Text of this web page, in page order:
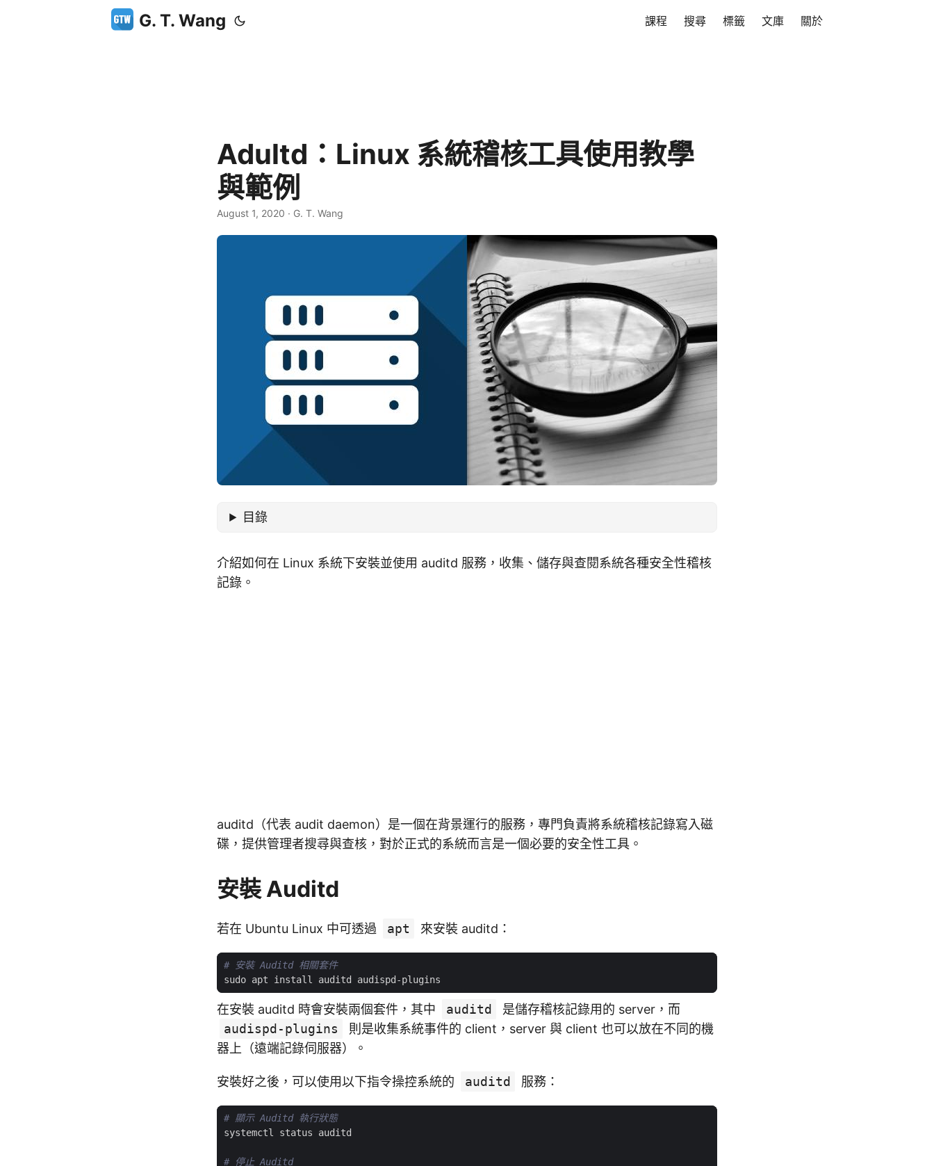
G. T. Wang 課程 搜尋 標籤 文庫 關於
Adultd：Linux 系統稽核工具使用教學
與範例
August 1, 2020 · G. T. Wang
目錄
介紹如何在 Linux 系統下安裝並使用 auditd 服務，收集、儲存與查閱系統各種安全性稽核
記錄。
auditd（代表 audit daemon）是一個在背景運行的服務，專門負責將系統稽核記錄寫入磁
碟，提供管理者搜尋與查核，對於正式的系統而言是一個必要的安全性工具。
安裝 Auditd
若在 Ubuntu Linux 中可透過 apt 來安裝 auditd：
# 安裝 Auditd 相關套件
在安裝 auditd 時會安裝兩個套件，其中 auditd
是儲存稽核記錄用的 server，而
audispd-plugins
則是收集系統事件的 client，server 與 client 也可以放在不同的機
器上（遠端記錄伺服器）。
安裝好之後，可以使用以下指令操控系統的 auditd 服務：
# 顯示 Auditd 執行狀態
# 停止 Auditd